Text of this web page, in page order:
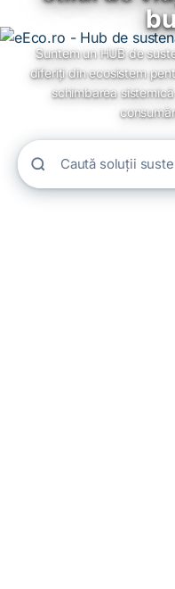
Suntem un HUB de
diferiți din ecosistem
schimbarea
Caută